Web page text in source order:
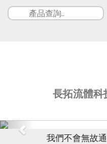
長拓流體科
我們不會無故通